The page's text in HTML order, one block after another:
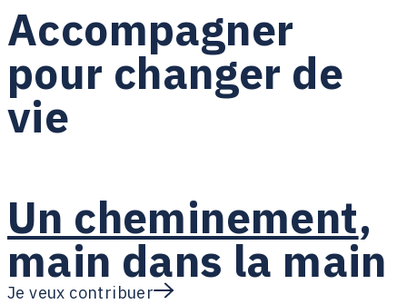
Accompagner
pour changer de
vie
Un cheminement,
main dans la main
Je veux contribuer